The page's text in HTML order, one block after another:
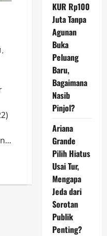
KUR Rp100
Juta Tanpa
Agunan
Buka
Peluang
Baru,
Bagaimana
Nasib
Pinjol?
Ariana
Grande
Pilih Hiatus
Usai Tur,
Mengapa
Jeda dari
Sorotan
Publik
Penting?